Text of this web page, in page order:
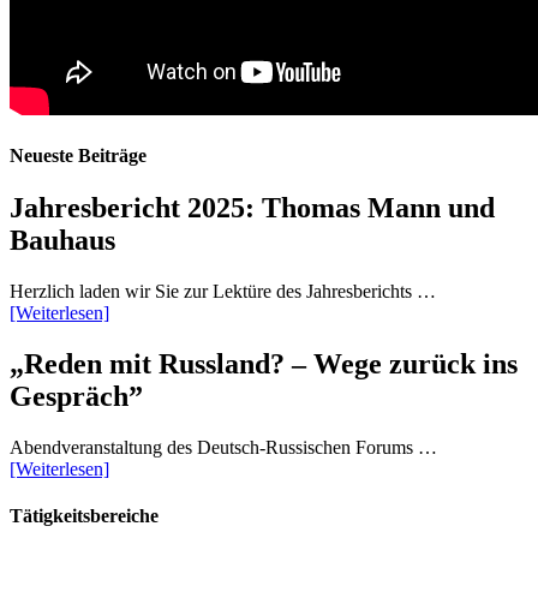
Neueste Beiträge
Jahresbericht 2025: Thomas Mann und
Bauhaus
Herzlich laden wir Sie zur Lektüre des Jahresberichts …
[Weiterlesen]
„Reden mit Russland? – Wege zurück ins
Gespräch”
Abendveranstaltung des Deutsch-Russischen Forums …
[Weiterlesen]
Tätigkeitsbereiche